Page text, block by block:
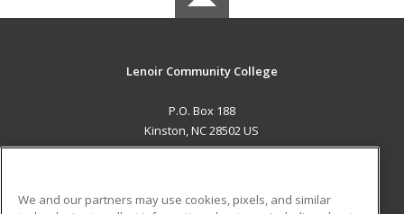
Lenoir Community College
P.O. Box 188
Kinston, NC 28502 US
We and our partners may use cookies, pixels, and similar